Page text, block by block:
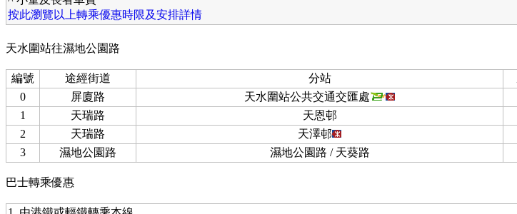
按此瀏覽以上轉乘優惠時限及安排詳情
天水圍站往濕地公園路
編號 途經街道 分站
0
屏廈路 天水圍站公共交通交匯處
1
天瑞路 天恩邨
2
天瑞路 天澤邨
3
濕地公園路 濕地公園路 / 天葵路
巴士轉乘優惠